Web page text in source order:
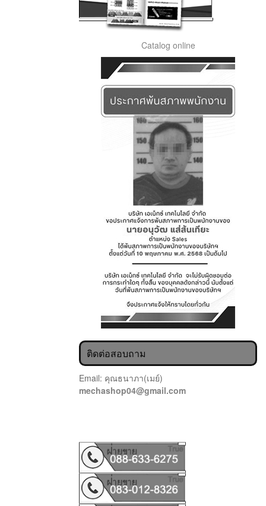
Catalog online
ติดต่อสอบถาม
Email: คุณธนาภา(เมย์)
mechashop04@gmail.com